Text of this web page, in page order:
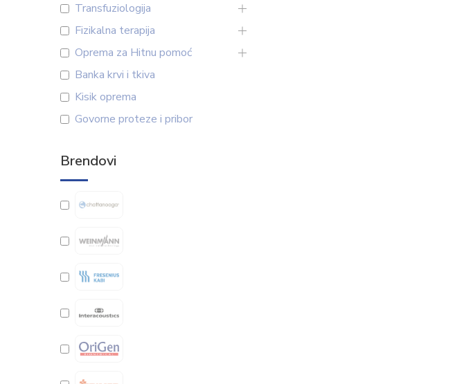
Transfuziologija
Fizikalna terapija
Oprema za Hitnu pomoć
Banka krvi i tkiva
Kisik oprema
Govorne proteze i pribor
Brendovi